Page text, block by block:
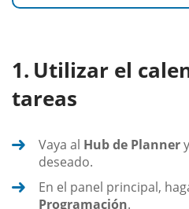
Utilizar el
tareas
Vaya al Hub de Planner
deseado.
En el panel principal,
Programación.